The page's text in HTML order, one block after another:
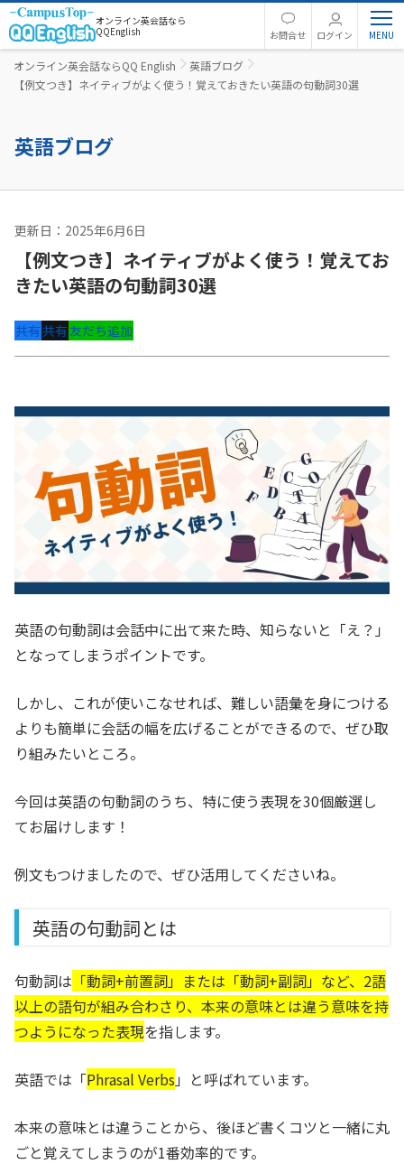
オンライン英会話なら
QQEnglish
お問合せ ログイン
オンライン英会話ならQQ English
英語ブログ
【例文つき】ネイティブがよく使う！覚えておきたい英語の句動詞30選
英語ブログ
更新日：2025年6月6日
【例文つき】ネイティブがよく使う！覚えてお
きたい英語の句動詞30選
共有共有友だち追加
英語の句動詞は会話中に出て来た時、知らないと「え？」
となってしまうポイントです。
しかし、これが使いこなせれば、難しい語彙を身につける
よりも簡単に会話の幅を広げることができるので、ぜひ取
り組みたいところ。
今回は英語の句動詞のうち、特に使う表現を30個厳選し
てお届けします！
例文もつけましたので、ぜひ活用してくださいね。
英語の句動詞とは
句動詞は 「動詞+前置詞」または「動詞+副詞」など、2語
以上の語句が組み合わさり、本来の意味とは違う意味を持
つようになった表現を指します。
英語では「Phrasal Verbs 」と呼ばれています。
本来の意味とは違うことから、後ほど書くコツと一緒に丸
ごと覚えてしまうのが1番効率的です。